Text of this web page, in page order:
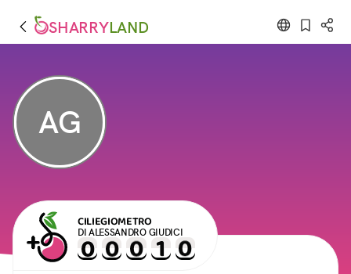
SHARRYLAND
AG
CILIEGIOMETRO
DI ALESSANDRO GIUDICI